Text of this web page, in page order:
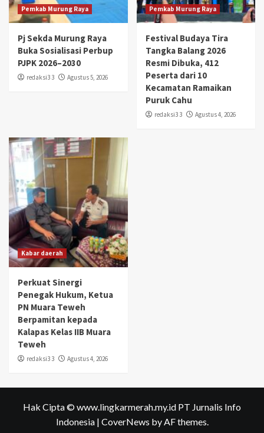
Pemkab Murung Raya
Pj Sekda Murung Raya
Buka Sosialisasi Perbup
PJPK 2026–2030
redaksi3 3 Agustus 5, 2026
Pemkab Murung Raya
Festival Budaya Tira
Tangka Balang 2026
Resmi Dibuka, 412
Peserta dari 10
Kecamatan Ramaikan
Puruk Cahu
redaksi3 3 Agustus 4, 2026
Kabar daerah
Perkuat Sinergi
Penegak Hukum, Ketua
PN Muara Teweh
Berpamitan kepada
Kalapas Kelas IIB Muara
Teweh
redaksi3 3 Agustus 4, 2026
Hak Cipta © www.lingkarmerah.my.id PT Jurnalis Info
Indonesia | CoverNews by AF themes.